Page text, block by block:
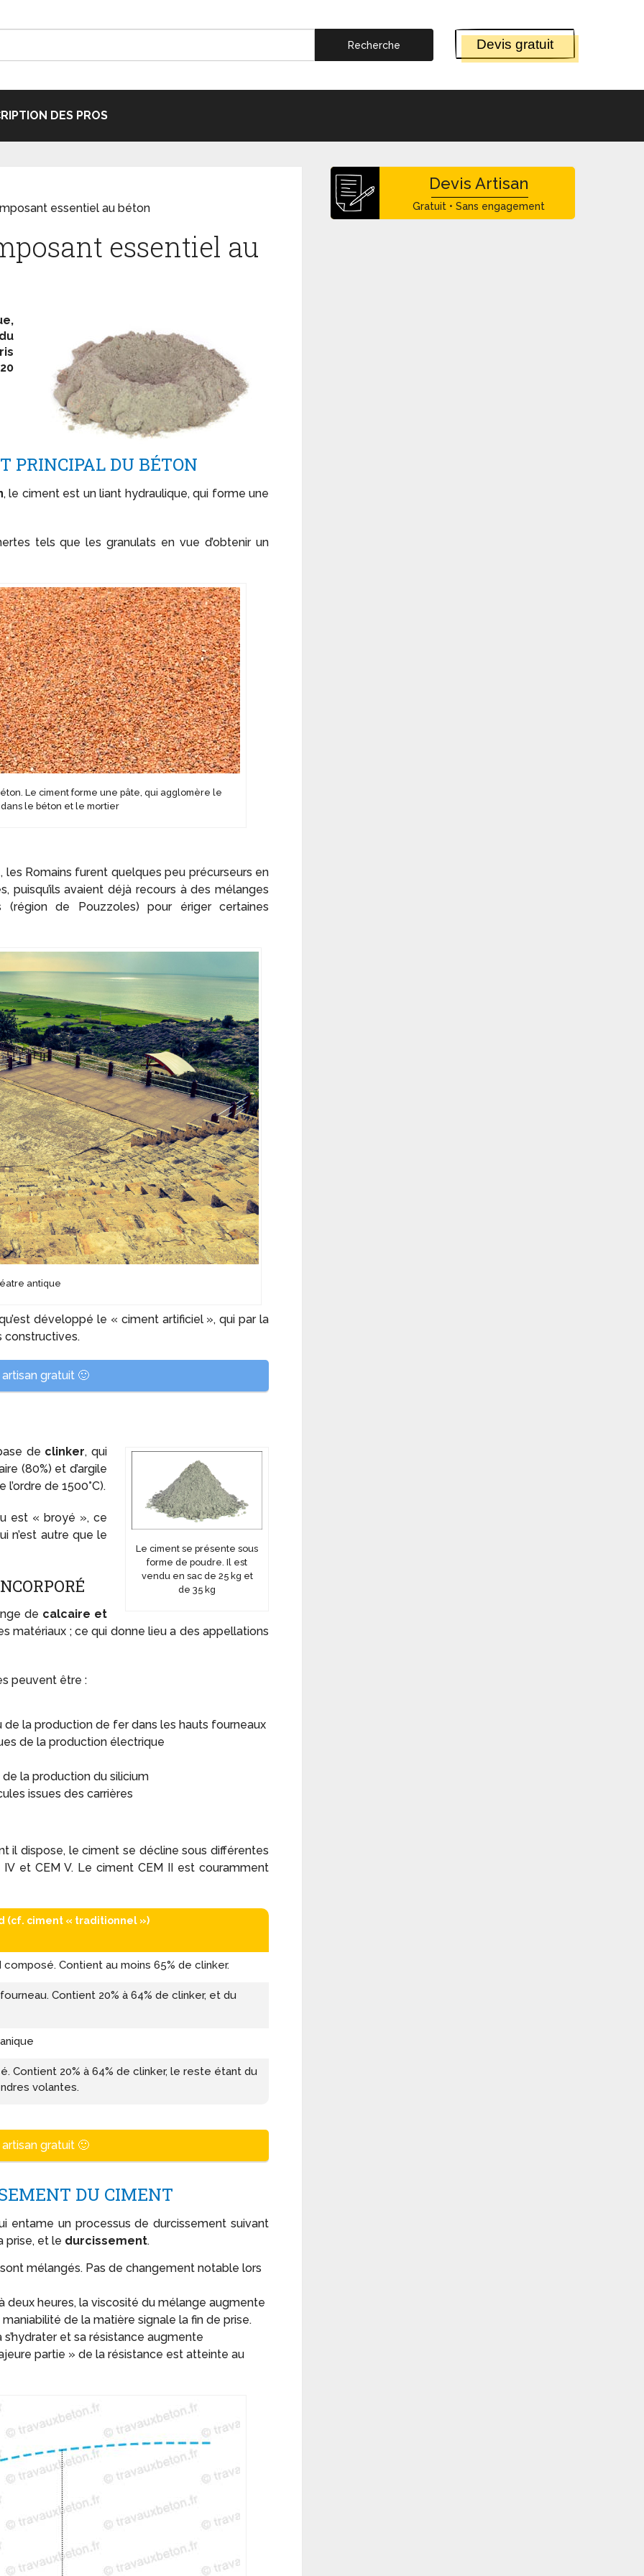
Devis gratuit
DES PROS
essentiel au béton
essentiel au
PRINCIPAL DU BÉTON
, le ciment est un liant hydraulique, qui forme une
tels que les granulats en vue d’obtenir un
Le ciment forme une pâte, qui agglomère le
le béton et le mortier
les Romains furent quelques peu précurseurs en
puisqu’ils avaient déjà recours à des mélanges
de Pouzzoles) pour ériger certaines
antique
développé le « ciment artificiel », qui par la
constructives.
gratuit 🙂
Le ciment se présente sous
forme de poudre. Il est
vendu en sac de 25 kg et
de 35 kg
de clinker, qui
(80%) et d’argile
de 1500°C).
est « broyé », ce
n’est autre que le
de calcaire et
matériaux ; ce qui donne lieu a des appellations
peuvent être :
de la production de fer dans les hauts fourneaux
de la production électrique
la production du silicium
issues des carrières
il dispose, le ciment se décline sous différentes
IV et CEM V. Le ciment CEM II est couramment
(cf. ciment « traditionnel »)
composé. Contient au moins 65% de clinker.
Contient 20% à 64% de clinker, et du
Contient 20% à 64% de clinker, le reste étant du
volantes.
gratuit 🙂
DU CIMENT
entame un processus de durcissement suivant
prise, et le durcissement.
mélangés. Pas de changement notable lors
deux heures, la viscosité du mélange augmente
de la matière signale la fin de prise.
et sa résistance augmente
partie » de la résistance est atteinte au
Devis Artisan
Gratuit • Sans engagement